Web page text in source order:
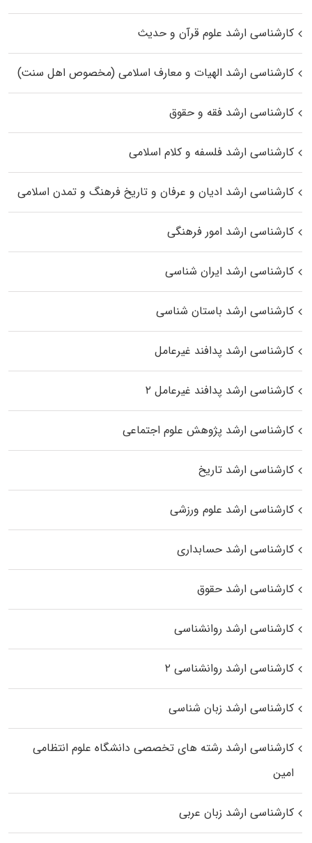
کارشناسی ارشد علوم قرآن و حدیث
کارشناسی ارشد الهیات و معارف اسلامی (مخصوص اهل سنت)
کارشناسی ارشد فقه و حقوق
کارشناسی ارشد فلسفه و کلام اسلامی
کارشناسی ارشد ادیان و عرفان و تاریخ فرهنگ و تمدن اسلامی
کارشناسی ارشد امور فرهنگی
کارشناسی ارشد ایران شناسی
کارشناسی ارشد باستان شناسی
کارشناسی ارشد پدافند غیرعامل
کارشناسی ارشد پدافند غیرعامل ۲
کارشناسی ارشد پژوهش علوم اجتماعی
کارشناسی ارشد تاریخ
کارشناسی ارشد علوم ورزشی
کارشناسی ارشد حسابداری
کارشناسی ارشد حقوق
کارشناسی ارشد روانشناسی
کارشناسی ارشد روانشناسی ۲
کارشناسی ارشد زبان شناسی
کارشناسی ارشد رﺷﺘﻪ ﻫﺎی تخصصی داﻧﺸﮕﺎه ﻋﻠﻮم انتظامی
اﻣﻴﻦ
کارشناسی ارشد زبان عربی